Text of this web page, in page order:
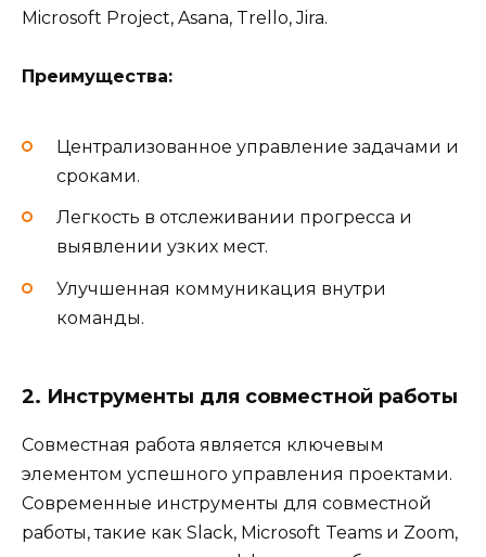
Microsoft Project, Asana, Trello, Jira.
Преимущества:
Централизованное управление задачами и
сроками.
Легкость в отслеживании прогресса и
выявлении узких мест.
Улучшенная коммуникация внутри
команды.
2. Инструменты для совместной работы
Совместная работа является ключевым
элементом успешного управления проектами.
Современные инструменты для совместной
работы, такие как Slack, Microsoft Teams и Zoom,